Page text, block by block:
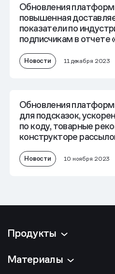
Обновления
повышенная
показатели по
подписчикам в отчете
Новости 11 декабря 2023
Обновления
для подсказок,
по коду, товарные
конструкторе
Новости 10 ноября 2023
Продукты
Материалы